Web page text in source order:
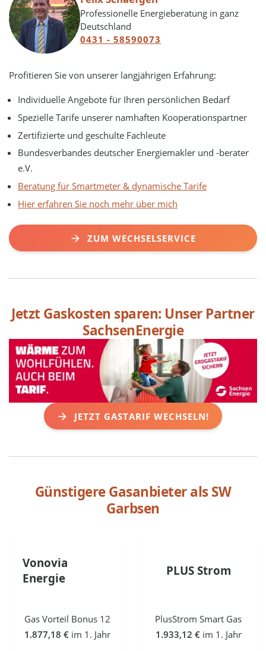
Professionelle Energieberatung in ganz
Deutschland
0431 - 58590073
Profitieren Sie von unserer langjährigen Erfahrung:
Individuelle Angebote für Ihren persönlichen Bedarf
Spezielle Tarife unserer namhaften Kooperationspartner
Zertifizierte und geschulte Fachleute
Bundesverbandes deutscher Energiemakler und -berater
e.V.
Beratung für Smartmeter & dynamische Tarife
Hier erfahren Sie noch mehr über mich
ZUM WECHSELSERVICE
Jetzt Gaskosten sparen: Unser Partner
SachsenEnergie
JETZT GASTARIF WECHSELN!
Günstigere Gasanbieter alsSW
Garbsen
Vonovia
Energie
Gas Vorteil Bonus 12
1.877,18 € im 1. Jahr
PLUS Strom
PlusStrom Smart Gas
1.933,12 € im 1. Jahr